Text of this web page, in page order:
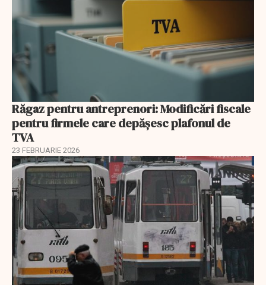
Răgaz pentru antreprenori: Modificări fiscale
pentru firmele care depășesc plafonul de
TVA
23 FEBRUARIE 2026
EXCLUSIV